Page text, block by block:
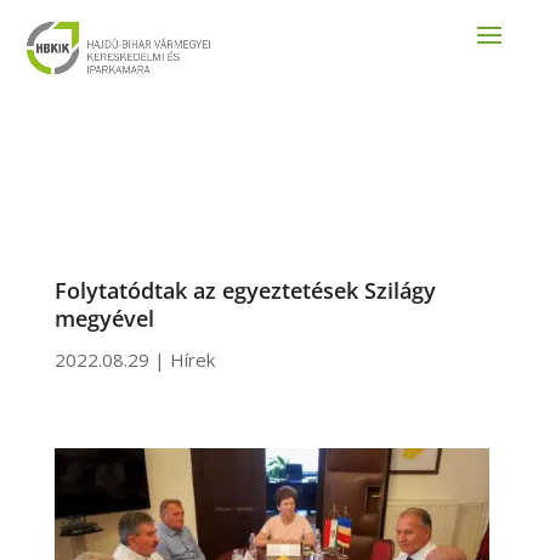
Folytatódtak az egyeztetések Szilágy
megyével
2022.08.29 | Hírek